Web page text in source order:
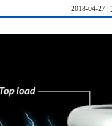
2018-04-27 |